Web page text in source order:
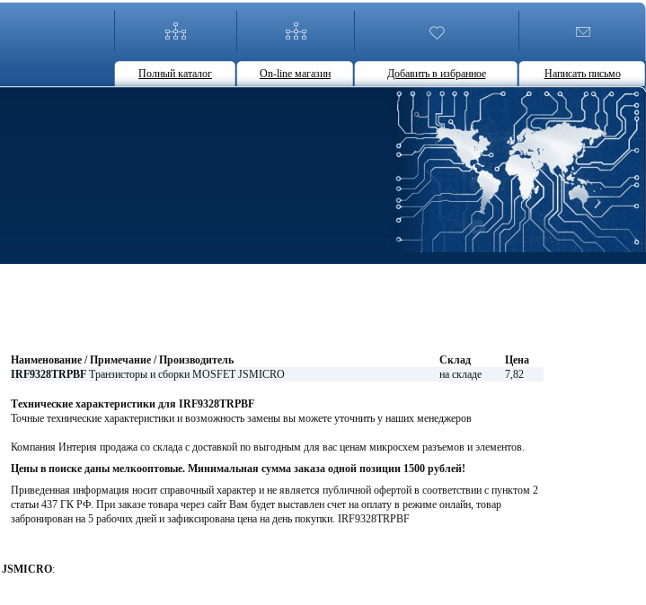
Полный каталог On-line магазин Добавить в избранное Написать письмо
Наименование / Примечание / Производитель Склад
Цена
IRF9328TRPBF Транзисторы и сборки MOSFET JSMICRO на складе 7,82
Технические характеристики для IRF9328TRPBF
Точные технические характеристики и возможность замены вы можете уточнить у наших менеджеров
Компания Интерия продажа со склада с доставкой по выгодным для вас ценам микросхем разъемов и элементов.
Цены в поиске даны мелкооптовые. Минимальная сумма заказа одной позиции 1500 рублей!
Приведенная информация носит справочный характер и не является публичной офертой в соответствии с пунктом 2
статьи 437 ГК РФ. При заказе товара через сайт Вам будет выставлен счет на оплату в режиме онлайн, товар
забронирован на 5 рабочих дней и зафиксирована цена на день покупки. IRF9328TRPBF
JSMICRO: